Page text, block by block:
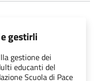
gestirli
gestione dei
educanti del
Scuola di Pace